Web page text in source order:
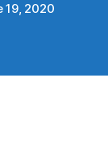
19, 2020